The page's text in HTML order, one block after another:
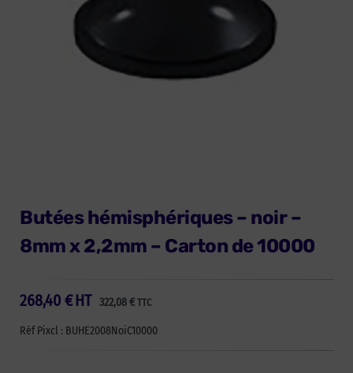
Butées hémisphériques – noir –
8mm x 2,2mm – Carton de 10000
268,40 € 322,08€ TTC
HT
Réf Pixcl : BUHE2008NoiC10000